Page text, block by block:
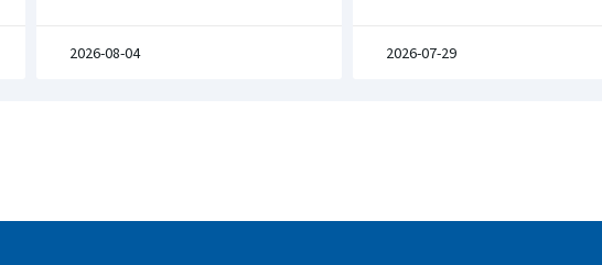
2026-08-04 2026-07-29